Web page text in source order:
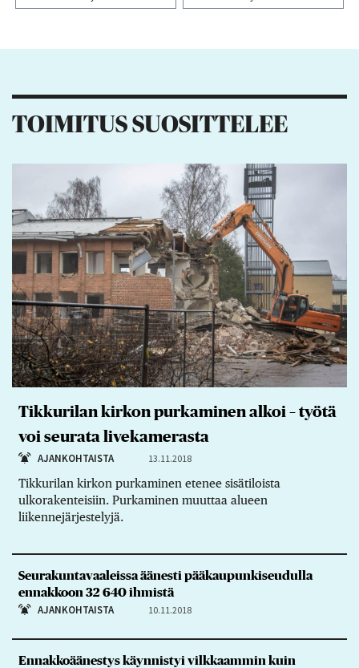
TOIMITUS SUOSITTELEE
Tikkurilan kirkon purkaminen alkoi – työtä
voi seurata livekamerasta
AJANKOHTAISTA 13.11.2018
Tikkurilan kirkon purkaminen etenee sisätiloista
ulkorakenteisiin. Purkaminen muuttaa alueen
liikennejärjestelyjä.
Seurakuntavaaleissa äänesti pääkaupunkiseudulla
ennakkoon 32 640 ihmistä
AJANKOHTAISTA 10.11.2018
Ennakkoäänestys käynnistyi vilkkaammin kuin